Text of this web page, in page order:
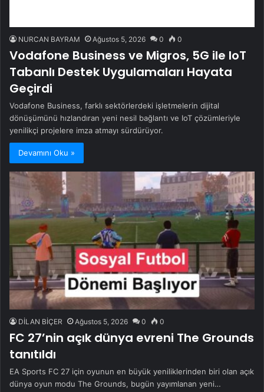
NURCAN BAYRAM Ağustos 5, 2026 0 0
Vodafone Business ve Migros, 5G ile IoT
Tabanlı Destek Uygulamaları Hayata
Geçirdi
Vodafone Business, farklı sektörlerdeki işletmelerin dijital
dönüşümünü hızlandıran yeni nesil bağlantı ve IoT çözümleriyle
yenilikçi projelere imza atmayı sürdürüyor.
Devamını Oku »
DİLAN BİÇER Ağustos 5, 2026 0 0
FC 27’nin açık dünya evreni The Grounds
tanıtıldı
EA Sports FC 27 için oyunun en büyük yeniliklerinden biri olan açık
dünya oyun modu The Grounds, bugün yayımlanan yeni…